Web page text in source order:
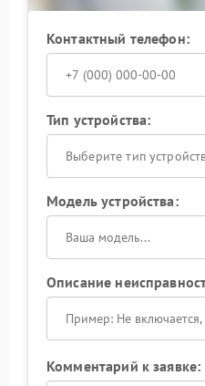
Контактный телефон:
Тип устройства:
Выберите тип
Модель устройства:
Описание
Комментарий к заявке: